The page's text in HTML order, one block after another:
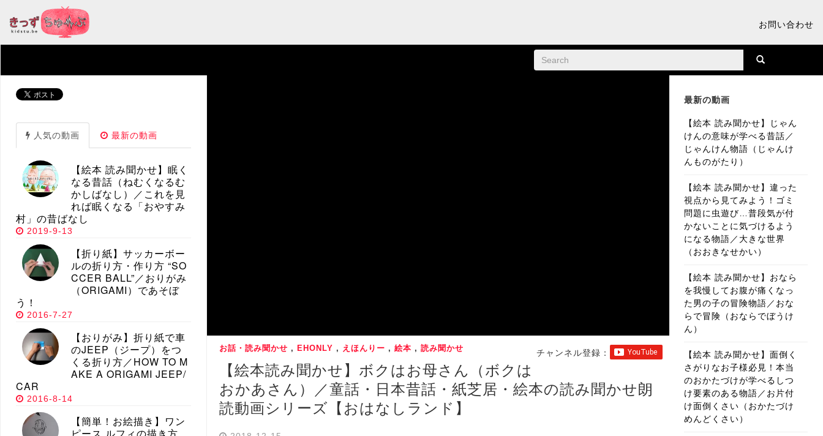
お問い合わせ
チャンネル登録：
お話・読み聞かせ , EHONLY , えほんりー , 絵本 , 読み聞かせ
【絵本読み聞かせ】ボクはお母さん（ボクは
おかあさん）／童話・日本昔話・紙芝居・絵本の読み聞かせ朗
読動画シリーズ【おはなしランド】
最新の動画
【絵本 読み聞かせ】じゃん
けんの意味が学べる昔話／
じゃんけん物語（じゃんけ
んものがたり）
【絵本 読み聞かせ】違った
視点から見てみよう！ゴミ
問題に虫遊び…普段気が付
かないことに気づけるよう
になる物語／大きな世界
（おおきなせかい）
【絵本 読み聞かせ】おなら
を我慢してお腹が痛くなっ
た男の子の冒険物語／おな
らで冒険（おならでぼうけ
ん）
【絵本 読み聞かせ】面倒く
さがりなお子様必見！本当
のおかたづけが学べるしつ
け要素のある物語／お片付
け面倒くさい（おかたづけ
めんどくさい）
人気の動画 最新の動画
【絵本 読み聞かせ】眠く
なる昔話（ねむくなるむ
かしばなし）／これを見
れば眠くなる「おやすみ
村」の昔ばなし
2019-9-13
【折り紙】サッカーボー
ルの折り方・作り方 “SO
CCER BALL”／おりがみ
（ORIGAMI）であそぼ
う！
2016-7-27
【おりがみ】折り紙で車
のJEEP（ジープ）をつ
くる折り方／HOW TO M
AKE A ORIGAMI JEEP/
CAR
2016-8-14
【簡単！お絵描き】ワン